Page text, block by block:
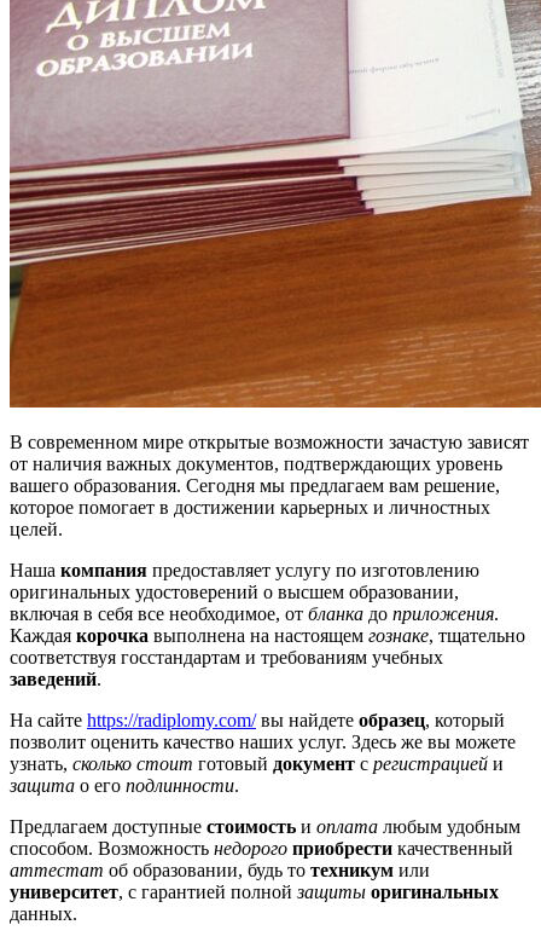
В современном мире открытые возможности зачастую зависят
от наличия важных документов, подтверждающих уровень
вашего образования. Сегодня мы предлагаем вам решение,
которое помогает в достижении карьерных и личностных
целей.
Наша компания предоставляет услугу по изготовлению
оригинальных удостоверений о высшем образовании,
включая в себя все необходимое, от бланка до приложения.
Каждая корочка выполнена на настоящем гознаке, тщательно
соответствуя госстандартам и требованиям учебных
заведений.
На сайте https://radiplomy.com/вы найдете образец, который
позволит оценить качество наших услуг. Здесь же вы можете
узнать, сколько стоит готовый документ с регистрацией и
защита о его подлинности.
Предлагаем доступные стоимость и оплата любым удобным
способом. Возможность недорого приобрести качественный
аттестат об образовании, будь то техникум или
университет, с гарантией полнойзащиты оригинальных
данных.